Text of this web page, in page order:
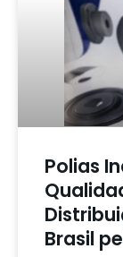
Polias
Brasil